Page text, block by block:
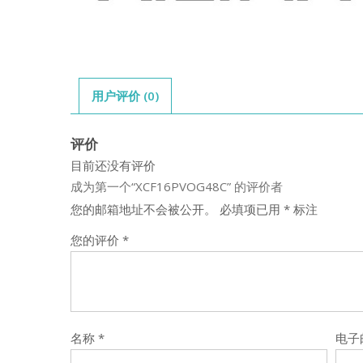
用户评价 (0)
评价
目前还没有评价
成为第一个“XCF16PVOG48C” 的评价者
您的邮箱地址不会被公开。
必填项已用 * 标注
您的评价 *
名称 * 电